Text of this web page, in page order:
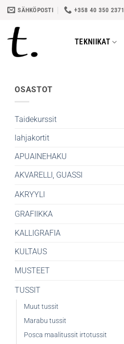
Skip
content
SÄHKÖPOSTI +358 40 350 2371
TEKNIIKAT
OSASTOT
Taidekurssit
lahjakortit
APUAINEHAKU
AKVARELLI, GUASSI
AKRYYLI
GRAFIIKKA
KALLIGRAFIA
KULTAUS
MUSTEET
TUSSIT
Muut tussit
Marabu tussit
Posca maalitussit irtotussit